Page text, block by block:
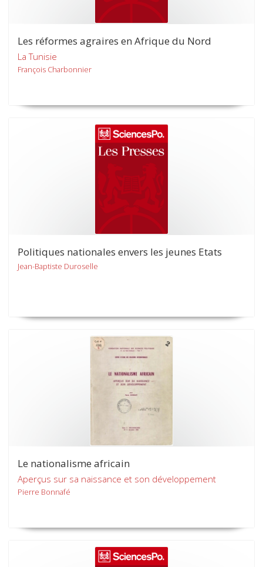
Les réformes agraires en Afrique du Nord
La Tunisie
François Charbonnier
Politiques nationales envers les jeunes Etats
Jean-Baptiste Duroselle
Le nationalisme africain
Aperçus sur sa naissance et son développement
Pierre Bonnafé